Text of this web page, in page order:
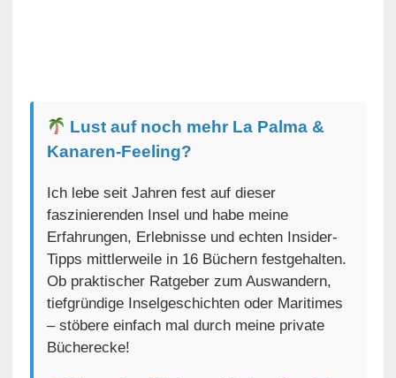
Lust auf noch mehr La Palma &
Kanaren-Feeling?
Ich lebe seit Jahren fest auf dieser
faszinierenden Insel und habe meine
Erfahrungen, Erlebnisse und echten Insider-
Tipps mittlerweile in 16 Büchern festgehalten.
Ob praktischer Ratgeber zum Auswandern,
tiefgründige Inselgeschichten oder Maritimes
– stöbere einfach mal durch meine private
Bücherecke!